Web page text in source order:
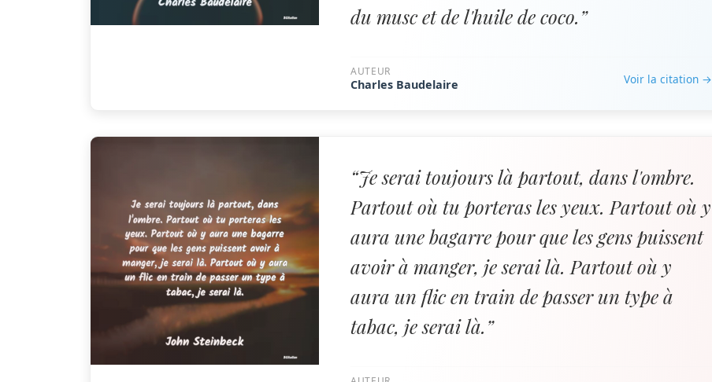
du musc et de l'huile de coco.”
AUTEUR
Charles Baudelaire Voir la citation →
“Je serai toujours là partout, dans l'ombre.
Partout où tu porteras les yeux. Partout où y
aura une bagarre pour que les gens puissent
avoir à manger, je serai là. Partout où y
aura un flic en train de passer un type à
tabac, je serai là.”